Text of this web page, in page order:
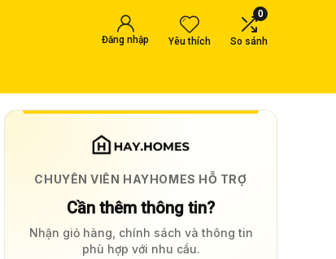
Đăng nhập Yêu thích
0
So sánh
CHUYÊN VIÊN HAYHOMES HỖ TRỢ
Cần thêm thông tin?
Nhận giỏ hàng, chính sách và thông tin
phù hợp với nhu cầu.